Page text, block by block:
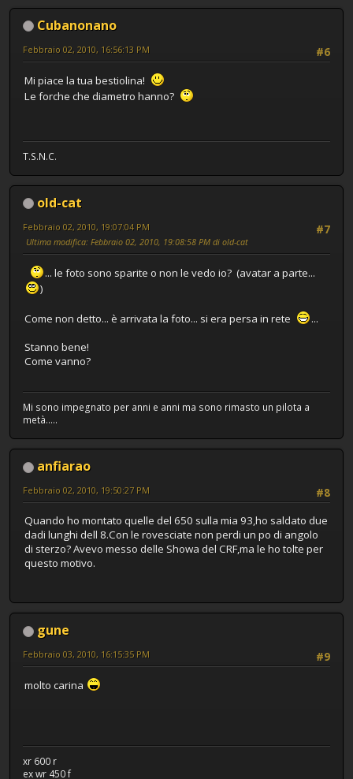
Cubanonano
#6
Febbraio 02, 2010, 16:56:13 PM
Mi piace la tua bestiolina!
Le forche che diametro hanno?
T.S.N.C.
old-cat
#7
Febbraio 02, 2010, 19:07:04 PM
Ultima modifica: Febbraio 02, 2010, 19:08:58 PM di old-cat
... le foto sono sparite o non le vedo io? (avatar a parte...
)
Come non detto... è arrivata la foto... si era persa in rete
...
Stanno bene!
Come vanno?
Mi sono impegnato per anni e anni ma sono rimasto un pilota a
metà.....
anfiarao
#8
Febbraio 02, 2010, 19:50:27 PM
Quando ho montato quelle del 650 sulla mia 93,ho saldato due
dadi lunghi dell 8.Con le rovesciate non perdi un po di angolo
di sterzo? Avevo messo delle Showa del CRF,ma le ho tolte per
questo motivo.
gune
#9
Febbraio 03, 2010, 16:15:35 PM
molto carina
xr 600 r
ex wr 450 f